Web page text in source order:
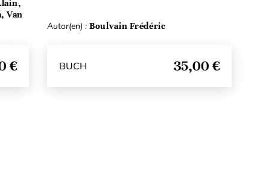
Van
€
Autor(en) : Boulvain Frédéric
BUCH 35,00 €